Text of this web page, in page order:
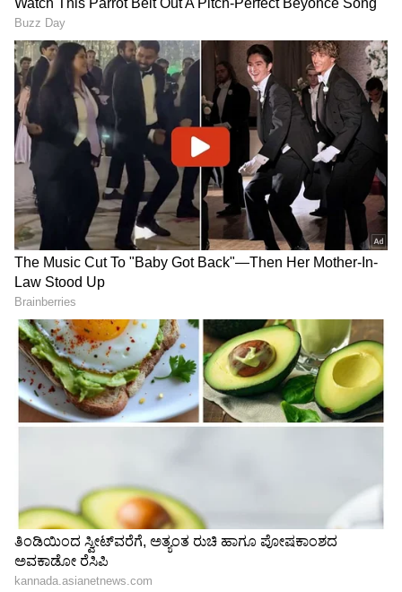
Related Articles
ಆಶ್ರಮ, ಸಂಸ್ಥೆಗಳಿಗೆ ನೋಟ್​ ಬುಕ್​ ಕೊಡಲು ಮುಂದಾದ
'ಕರ್ಣ': ನಟ Kiran Raj ಹೀಗೊಂದು ಮನವಿ
Rajinikanth vs Dhanush: ಮಾಜಿ ಮಾವ-ಅಳಿಯನ
ನಡುವೆ ಬಿಗ್​ ಫೈಟ್​: ಒಂದೇ ದಿನ ರಜಿನಿ-ಧನುಷ್​ ಫಿಲ್ಮ್​
ರಿಲೀಸ್​; ಯಾರಿಗೆ ಗೆಲುವು
3
6
Image Credit :Zee Kananda Instagram
ಹಳ್ಳಿಗೆ ಬರಲು ರೆಡಿನಾ